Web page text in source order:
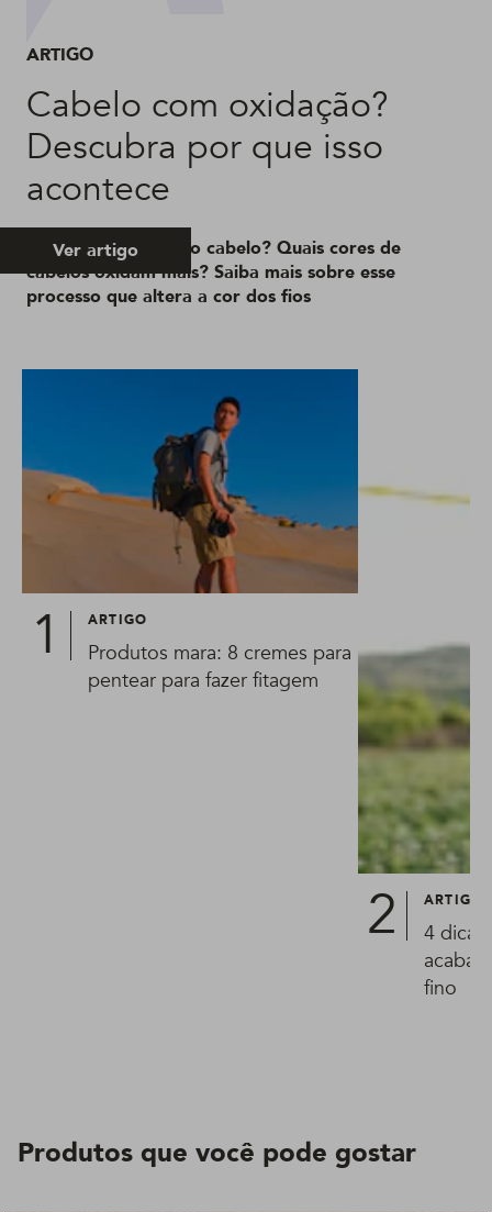
ARTIGO
Cabelo com oxidação?
Descubra por que isso
acontece
O que é oxidação do cabelo? Quais cores de
cabelos oxidam mais? Saiba mais sobre esse
processo que altera a cor dos fios
Ver artigo
ARTIGO
Produtos mara: 8 cremes para
pentear para fazer fitagem
ARTIGO
4
acabar
fino
Produtos que você pode gostar